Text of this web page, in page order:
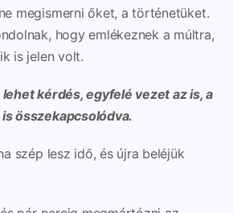
megismerni őket, a történetüket.
hogy emlékeznek a múltra,
is jelen volt.
lehet kérdés, egyfelé vezet az is, a
is összekapcsolódva.
szép lesz idő, és újra beléjük